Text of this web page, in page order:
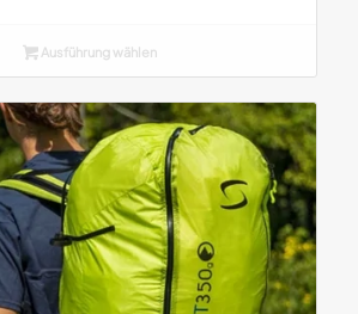
Ausführung wählen